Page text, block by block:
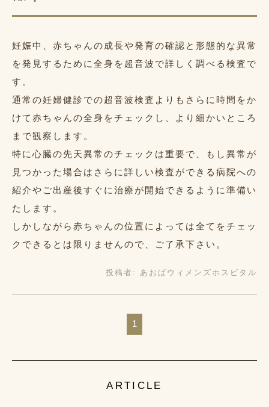
妊娠中、赤ちゃんの成長や発育の確認と形態的な異常
を発見するために全身を超音波で詳しく調べる検査で
す。
通常の妊婦健診での超音波検査よりもさらに時間をか
けて赤ちゃんの全身をチェックし、より細かいところ
まで観察します。
特に心臓の先天異常のチェックは重要で、もし異常が
見つかった場合はさらに詳しい検査ができる病院への
紹介やご出産後すぐに治療が開始できるように準備い
たします。
しかしながら赤ちゃんの位置によっては全てをチェッ
クできるとは限りませんので、ご了承下さい。
投稿者: あおばウィメンズホスピタル
1
ARTICLE